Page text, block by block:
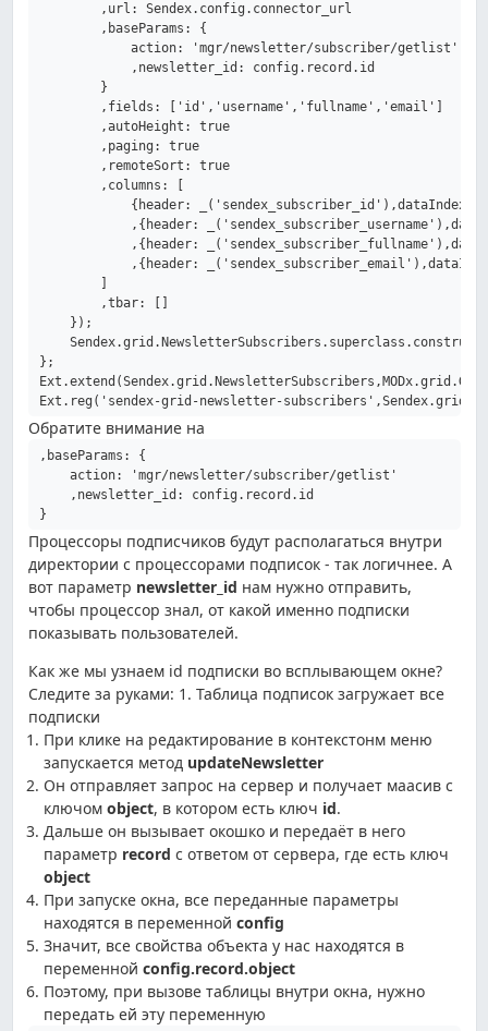
        ,url: Sendex.config.connector_url
        ,baseParams: {
            action: 'mgr/newsletter/subscriber/getlist'
            ,newsletter_id: config.record.id
        }
        ,fields: ['id','username','fullname','email']
        ,autoHeight: true
        ,paging: true
        ,remoteSort: true
        ,columns: [
{header: _('sendex_subscriber_id'),dataIndex:
,{header:
,{header:
,{header:
        ,tbar: []
    });
};
Ext.reg('sendex-grid-newsletter-
Обратите внимание на
,baseParams: {
    action: 'mgr/newsletter/subscriber/getlist'
    ,newsletter_id: config.record.id
Процессоры подписчиков будут располагаться внутри
директории с процессорами подписок - так логичнее. А
вот параметр newsletter_id нам нужно отправить,
чтобы процессор знал, от какой именно подписки
показывать пользователей.
Как же мы узнаем id подписки во всплывающем окне?
Следите за руками: 1. Таблица подписок загружает все
подписки
При клике на редактирование в контекстонм меню
запускается метод updateNewsletter
Он отправляет запрос на сервер и получает маасив с
ключом object, в котором есть ключ id.
Дальше он вызывает окошко и передаёт в него
параметр record с ответом от сервера, где есть ключ
object
При запуске окна, все переданные параметры
находятся в переменной config
Значит, все свойства объекта у нас находятся в
переменной config.record.object
Поэтому, при вызове таблицы внутри окна, нужно
передать ей эту переменную